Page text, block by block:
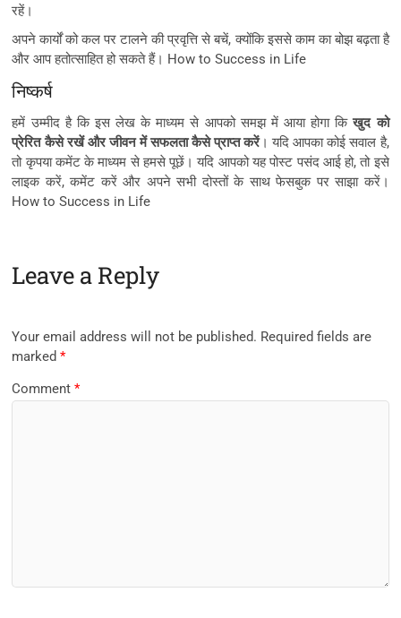
रहें।
अपने कार्यों को कल पर टालने की प्रवृत्ति से बचें, क्योंकि इससे काम का बोझ बढ़ता है
और आप हतोत्साहित हो सकते हैं। How to Success in Life
निष्कर्ष
हमें उम्मीद है कि इस लेख के माध्यम से आपको समझ में आया होगा किखुद को
प्रेरित कैसे रखें और जीवन में सफलता कैसे प्राप्त करें। यदि आपका कोई सवाल है,
तो कृपया कमेंट के माध्यम से हमसे पूछें। यदि आपको यह पोस्ट पसंद आई हो, तो इसे
लाइक करें, कमेंट करें और अपने सभी दोस्तों के साथ फेसबुक पर साझा करें।
How to Success in Life
Leave a Reply
Your email address will not be published. Required fields are
marked*
Comment*